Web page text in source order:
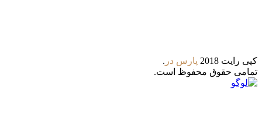
کپی رایت 2018 پارس‌ در .
تمامی حقوق محفوظ است.